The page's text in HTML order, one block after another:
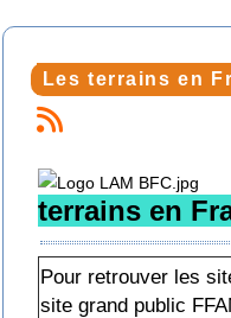
Les terrains en
terrains en
Pour retrouver les
site grand public